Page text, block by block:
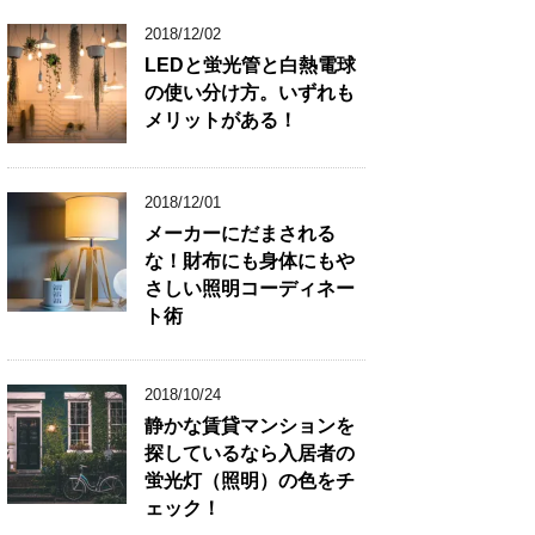
2018/12/02
LEDと蛍光管と白熱電球
の使い分け方。いずれも
メリットがある！
2018/12/01
メーカーにだまされる
な！財布にも身体にもや
さしい照明コーディネー
ト術
2018/10/24
静かな賃貸マンションを
探しているなら入居者の
蛍光灯（照明）の色をチ
ェック！